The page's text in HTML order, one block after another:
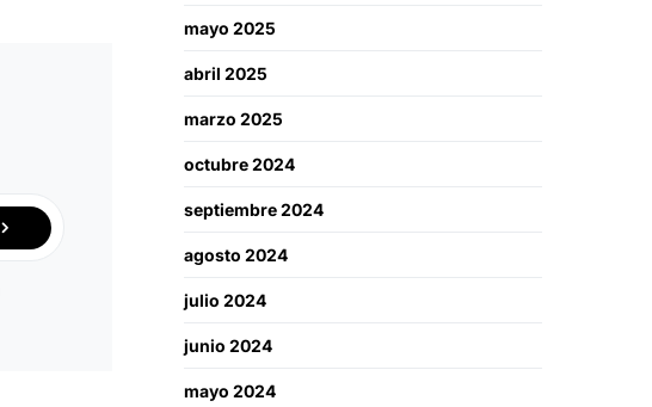
mayo 2025
abril 2025
marzo 2025
octubre 2024
septiembre 2024
agosto 2024
julio 2024
junio 2024
mayo 2024